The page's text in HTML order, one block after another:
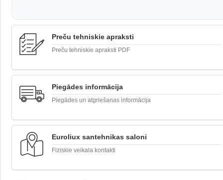
Preču tehniskie apraksti
Preču tehniskie apraksti PDF
Piegādes informācija
Piegādes un atgriešanas informācija
Euroliux santehnikas saloni
Fiziskie veikala kontakti